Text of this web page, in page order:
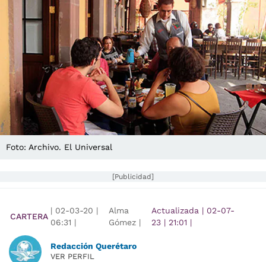
Foto: Archivo. El Universal
[Publicidad]
CARTERA
| 02-03-20 |
06:31 |
Alma
Gómez |
Actualizada | 02-07-
23 | 21:01 |
Redacción Querétaro
VER PERFIL